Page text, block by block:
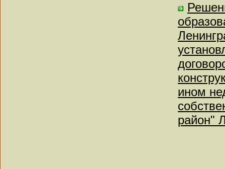
ином
район"